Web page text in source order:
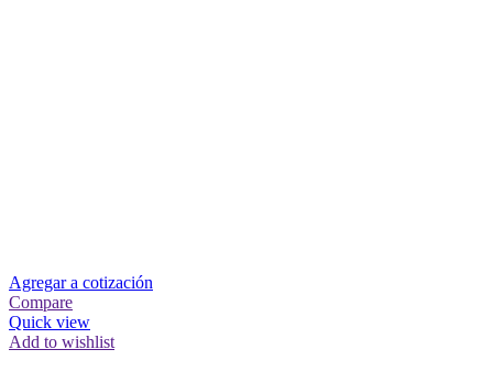
Agregar a cotización
Compare
Quick view
Add to wishlist